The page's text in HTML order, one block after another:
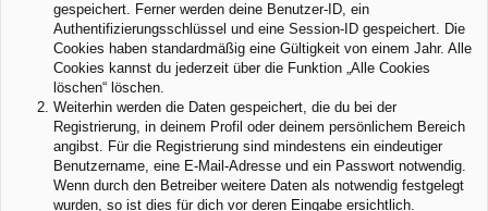
gespeichert. Ferner werden deine Benutzer-ID, ein
Authentifizierungsschlüssel und eine Session-ID gespeichert. Die
Cookies haben standardmäßig eine Gültigkeit von einem Jahr. Alle
Cookies kannst du jederzeit über die Funktion „Alle Cookies
löschen“ löschen.
Weiterhin werden die Daten gespeichert, die du bei der
Registrierung, in deinem Profil oder deinem persönlichem Bereich
angibst. Für die Registrierung sind mindestens ein eindeutiger
Benutzername, eine E-Mail-Adresse und ein Passwort notwendig.
Wenn durch den Betreiber weitere Daten als notwendig festgelegt
wurden, so ist dies für dich vor deren Eingabe ersichtlich.